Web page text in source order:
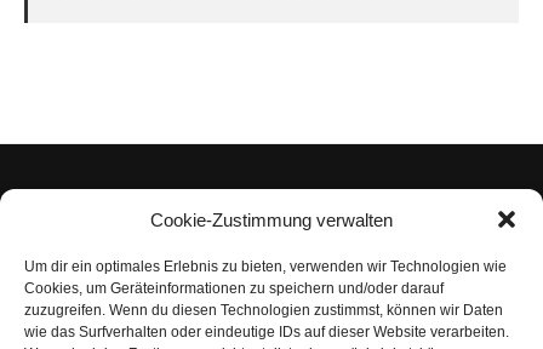
Cookie-Zustimmung verwalten
Um dir ein optimales Erlebnis zu bieten, verwenden wir Technologien wie
Cookies, um Geräteinformationen zu speichern und/oder darauf
zuzugreifen. Wenn du diesen Technologien zustimmst, können wir Daten
wie das Surfverhalten oder eindeutige IDs auf dieser Website verarbeiten.
Impressum
Datenschutzerklärung